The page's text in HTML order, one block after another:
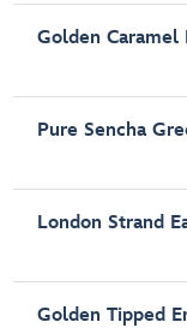
Golden Caramel
Pure Sencha
London Strand
Golden Tipped